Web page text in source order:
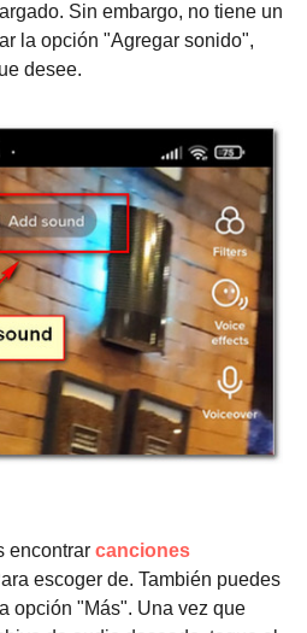
Sin embargo, no tiene un
la opción "Agregar sonido",
desee.
encontrar canciones
escoger de. También puedes
opción "Más". Una vez que